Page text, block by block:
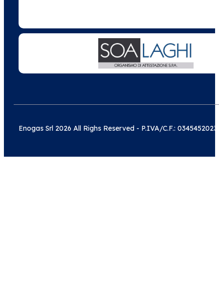
Enogas Srl 2026 All Righs Reserved - P.IVA/C.F.: